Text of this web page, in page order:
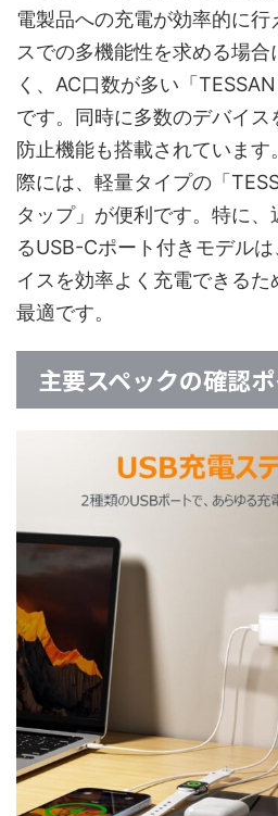
電製品への充電が効率的に行
スでの多機能性を求める場
く、AC口数が多い「
です。同時に多数のデバイ
防止機能も搭載されていま
際には、軽量タイプの「
タップ」が便利です。特に
るUSB-Cポート付きモデル
イスを効率よく充電できる
最適です。
主要スペックの確認